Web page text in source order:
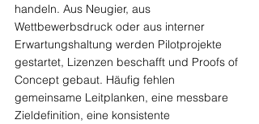
handeln. Aus Neugier, aus
Wettbewerbsdruck oder aus interner
Erwartungshaltung werden Pilotprojekte
gestartet, Lizenzen beschafft und Proofs of
Concept gebaut. Häufig fehlen
gemeinsame Leitplanken, eine messbare
Zieldefinition, eine konsistente